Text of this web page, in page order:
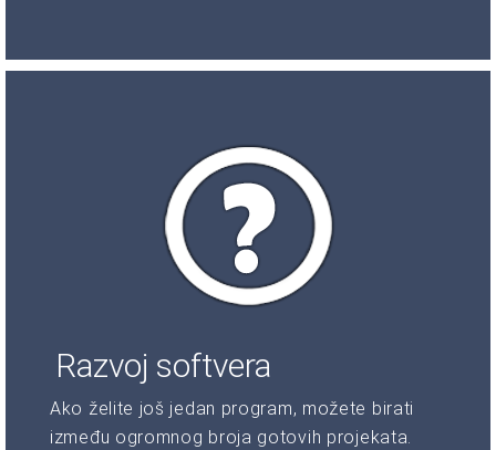
Razvoj softvera
Ako želite još jedan program, možete birati
između ogromnog broja gotovih projekata.